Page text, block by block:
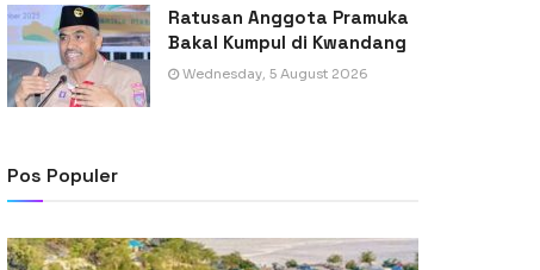
Ratusan Anggota Pramuka
Bakal Kumpul di Kwandang
Wednesday, 5 August 2026
Pos Populer